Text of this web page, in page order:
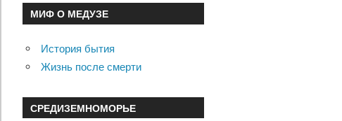
МИФ О МЕДУЗЕ
История бытия
Жизнь после смерти
СРЕДИЗЕМНОМОРЬЕ